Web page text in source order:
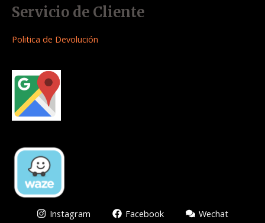
Servicio de Cliente
Politica de Devolución
Instagram Facebook Wechat